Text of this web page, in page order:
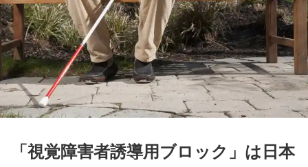
「視覚障害者誘導用ブロック」は日本